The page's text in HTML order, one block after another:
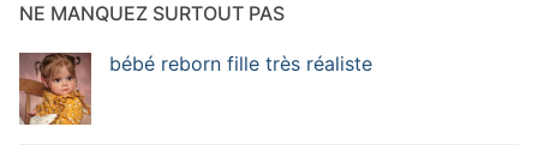
NE MANQUEZ SURTOUT PAS
bébé reborn fille très réaliste